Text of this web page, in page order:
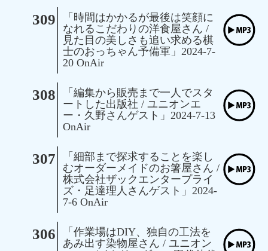
309
「時間はかかるが最後は笑顔に
なれるこだわりの洋食屋さん /
見た目の美しさも追い求める棋
士のおっちゃん予備軍」2024-7-
20 OnAir
308
「編集から販売まで一人でスタ
ートした出版社 / ユニオンエ
ー・久野さんゲスト」2024-7-13
OnAir
307
「細部まで探求することを楽し
むオーダーメイドのお箸屋さん /
株式会社ザックエンタープライ
ズ・足達理人さんゲスト」2024-
7-6 OnAir
306
「作業場はDIY、独自の工法を
あみ出す染物屋さん / ユニオン